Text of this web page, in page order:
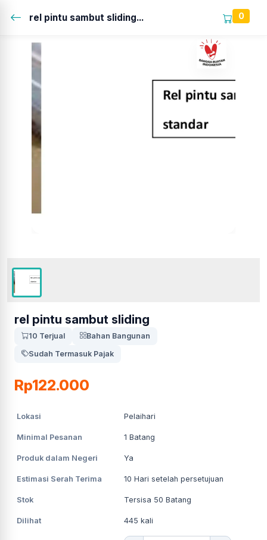
rel pintu sambut sliding... 0
rel pintu sambut sliding
10 Terjual
Bahan Bangunan
Sudah Termasuk Pajak
Rp122.000
Lokasi Pelaihari
Minimal Pesanan 1 Batang
Produk dalam Negeri Ya
Estimasi Serah Terima 10 Hari setelah persetujuan
Stok Tersisa 50 Batang
Dilihat 445 kali